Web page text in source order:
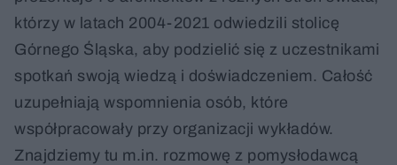
którzy w latach 2004-2021 odwiedzili stolicę
Górnego Śląska, aby podzielić się z uczestnikami
spotkań swoją wiedzą i doświadczeniem. Całość
uzupełniają wspomnienia osób, które
współpracowały przy organizacji wykładów.
Znajdziemy tu m.in. rozmowę z pomysłodawcą